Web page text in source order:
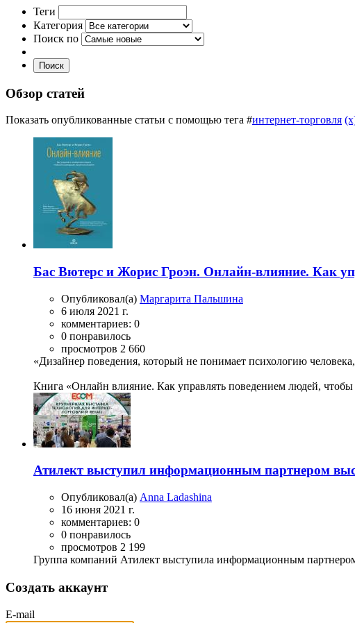
Теги
Категория
Поиск по
Поиск
Обзор статей
Показать опубликованные статьи с помощью тега #интернет-торговля
Бас Вютерс и Жорис Гроэн. Онлайн-влияние. Как
Опубликовал(а) Маргарита Пальшина
6 июля 2021 г.
комментариев: 0
0 понравилось
просмотров 2 660
«Дизайнер поведения, который не понимает психологию
Книга «Онлайн влияние. Как управлять поведением людей,
Атилект выступил информационным партнером
Опубликовал(а) Anna Ladashina
16 июня 2021 г.
комментариев: 0
0 понравилось
просмотров 2 199
Группа компаний Атилект выступила информационным
Создать аккаунт
E-mail